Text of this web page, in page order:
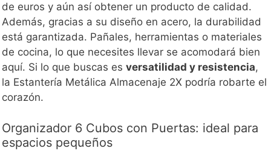
de euros y aún así obtener un producto de calidad.
Además, gracias a su diseño en acero, la durabilidad
está garantizada. Pañales, herramientas o materiales
de cocina, lo que necesites llevar se acomodará bien
aquí. Si lo que buscas es versatilidad y resistencia,
la Estantería Metálica Almacenaje 2X podría robarte el
corazón.
Organizador 6 Cubos con Puertas: ideal para
espacios pequeños